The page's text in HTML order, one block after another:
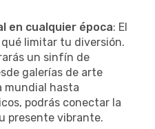
en cualquier época: El
limitar tu diversión.
un sinfín de
galerías de arte
mundial hasta
podrás conectar la
presente vibrante.